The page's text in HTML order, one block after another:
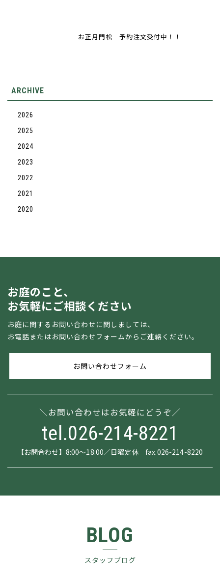
お正月門松 予約注文受付中！！
ARCHIVE
2026
2025
2024
2023
2022
2021
2020
お庭のこと、
お気軽にご相談ください
お庭に関するお問い合わせに関しましては、
お電話またはお問い合わせフォームからご連絡ください。
お問い合わせフォーム
お問い合わせはお気軽にどうぞ
tel.026-214-8221
【お問合わせ】8:00～18:00／日曜定休 fax.026-214-8220
BLOG
スタッフブログ